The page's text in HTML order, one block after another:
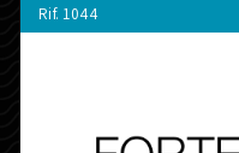
Rif. 1044